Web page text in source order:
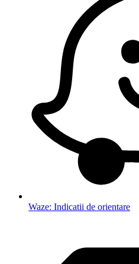
Waze: Indicatii de orientare